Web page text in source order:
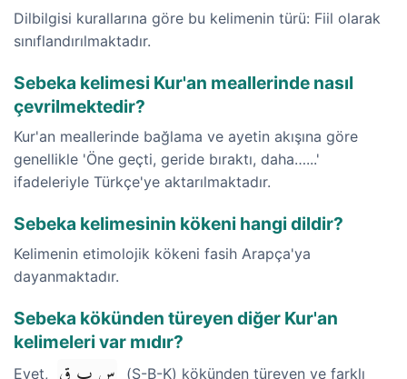
Dilbilgisi kurallarına göre bu kelimenin türü: Fiil olarak
sınıflandırılmaktadır.
Sebeka kelimesi Kur'an meallerinde nasıl
çevrilmektedir?
Kur'an meallerinde bağlama ve ayetin akışına göre
genellikle 'Öne geçti, geride bıraktı, daha…...'
ifadeleriyle Türkçe'ye aktarılmaktadır.
Sebeka kelimesinin kökeni hangi dildir?
Kelimenin etimolojik kökeni fasih Arapça'ya
dayanmaktadır.
Sebeka kökünden türeyen diğer Kur'an
kelimeleri var mıdır?
Evet,
(S-B-K) kökünden türeyen ve farklı